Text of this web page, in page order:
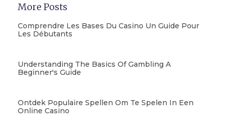
More Posts
Comprendre Les Bases Du Casino Un Guide Pour
Les Débutants
Understanding The Basics Of Gambling A
Beginner's Guide
Ontdek Populaire Spellen Om Te Spelen In Een
Online Casino